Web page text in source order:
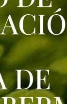
DE